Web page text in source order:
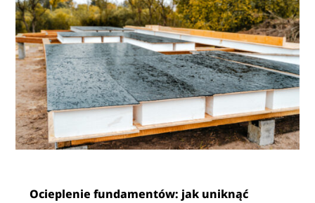
Ocieplenie fundamentów: jak uniknąć